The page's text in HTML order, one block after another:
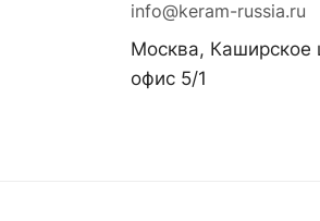
info@keram-russia.ru
Москва, Каширское
офис 5/1